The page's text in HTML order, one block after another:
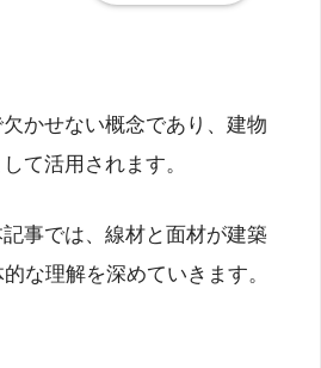
かせない概念であり、建物
て活用されます。
事では、線材と面材が建築
な理解を深めていきます。